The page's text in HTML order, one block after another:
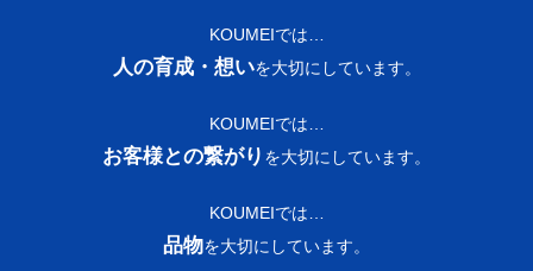
KOUMEIでは…
人の育成・想いを大切にしています。
KOUMEIでは…
お客様との繋がり を大切にしています。
KOUMEIでは…
品物を大切にしています。